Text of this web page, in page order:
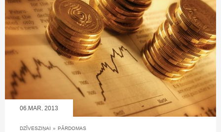
06.MAR, 2013
DZĪVESZIŅAI » PĀRDOMAS